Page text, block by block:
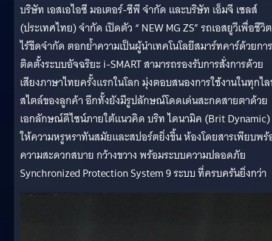
บริษัท เอสเอไอซี มอเตอร์-ซีพี จำกัด และบริษัท เอ็มจี เซลส์
(ประเทศไทย) จำกัด เปิดตัว “ NEW MG ZS” รถเอสยูวีเพื่อชีวิ
ไร้ขีดจำกัด ตอกย้ำความเป็นผู้นำเทคโนโลยีสมาร์ทคาร์ด้วยการ
ติดตั้งระบบอัจฉริยะ i-SMART สามารถรองรับการสั่งการด้วย
เสียงภาษาไทยครั้งแรกในโลก มุ่งตอบสนองการใช้งานในทุกไ
สไตล์ของลูกค้า อีกทั้งยังมีรูปลักษณ์โดดเด่นสะกดสายตาด้วย
เอกลักษณ์ดีไซน์ภายใต้แนวคิด บริท ไดนามิค (Brit
ให้ความหรูหราทันสมัยและสปอร์ตยิ่งขึ้น ห้องโดยสารเพียบพ
ความสะดวกสบาย กว้างขวาง พร้อมระบบความปลอดภัย
Synchronized Protection System 9 ระบบ ที่ครบครันยิ่งกว่า